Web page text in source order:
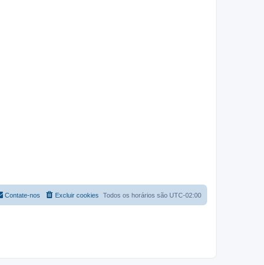
Todos os horários são UTC-02:00
Excluir cookies
Contate-nos